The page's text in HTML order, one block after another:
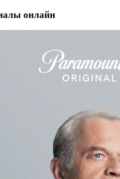
онлайн